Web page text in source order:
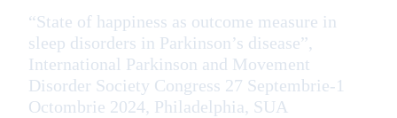
“State of happiness as outcome measure in
sleep disorders in Parkinson’s disease”,
International Parkinson and Movement
Disorder Society Congress 27 Septembrie-1
Octombrie 2024, Philadelphia, SUA